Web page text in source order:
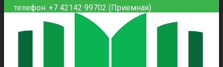
телефон: +7 42142 99702 (Приемная)